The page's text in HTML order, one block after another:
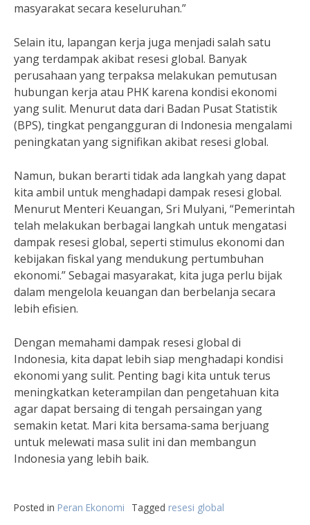
masyarakat secara keseluruhan.”
Selain itu, lapangan kerja juga menjadi salah satu
yang terdampak akibat resesi global. Banyak
perusahaan yang terpaksa melakukan pemutusan
hubungan kerja atau PHK karena kondisi ekonomi
yang sulit. Menurut data dari Badan Pusat Statistik
(BPS), tingkat pengangguran di Indonesia mengalami
peningkatan yang signifikan akibat resesi global.
Namun, bukan berarti tidak ada langkah yang dapat
kita ambil untuk menghadapi dampak resesi global.
Menurut Menteri Keuangan, Sri Mulyani, “Pemerintah
telah melakukan berbagai langkah untuk mengatasi
dampak resesi global, seperti stimulus ekonomi dan
kebijakan fiskal yang mendukung pertumbuhan
ekonomi.” Sebagai masyarakat, kita juga perlu bijak
dalam mengelola keuangan dan berbelanja secara
lebih efisien.
Dengan memahami dampak resesi global di
Indonesia, kita dapat lebih siap menghadapi kondisi
ekonomi yang sulit. Penting bagi kita untuk terus
meningkatkan keterampilan dan pengetahuan kita
agar dapat bersaing di tengah persaingan yang
semakin ketat. Mari kita bersama-sama berjuang
untuk melewati masa sulit ini dan membangun
Indonesia yang lebih baik.
Posted in Peran Ekonomi Tagged resesi global